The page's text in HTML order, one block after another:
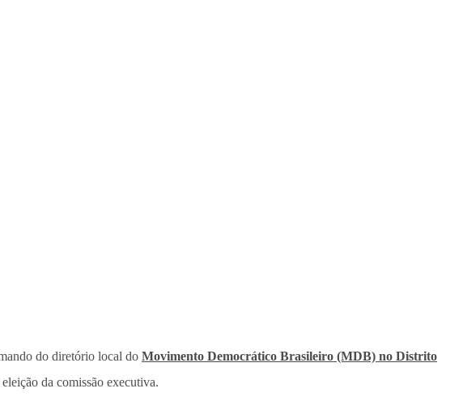
do diretório local do Movimento Democrático Brasileiro (MDB) no Distrito
da comissão executiva.